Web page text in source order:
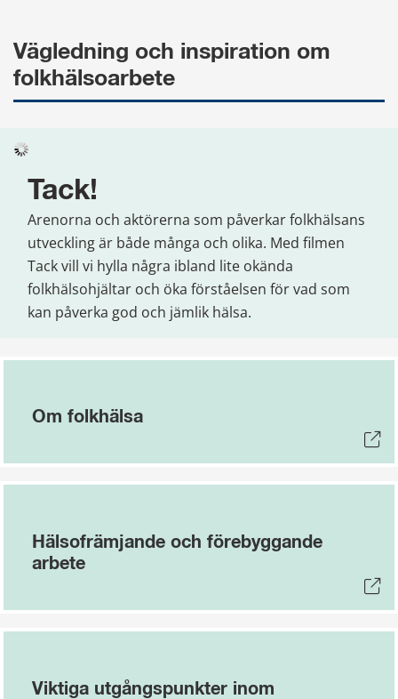
Vägledning och inspiration om
folkhälsoarbete
Tack!
Arenorna och aktörerna som påverkar folkhälsans
utveckling är både många och olika. Med filmen
Tack vill vi hylla några ibland lite okända
folkhälsohjältar och öka förståelsen för vad som
kan påverka god och jämlik hälsa.
Om folkhälsa
Hälsofrämjande och förebyggande
arbete
Viktiga utgångspunkter inom